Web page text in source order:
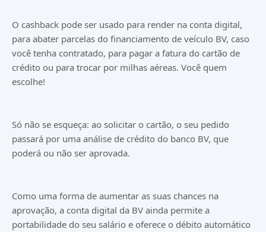
O cashback pode ser usado para render na conta digital,
para abater parcelas do financiamento de veículo BV, caso
você tenha contratado, para pagar a fatura do cartão de
crédito ou para trocar por milhas aéreas. Você quem
escolhe!
Só não se esqueça: ao solicitar o cartão, o seu pedido
passará por uma análise de crédito do banco BV, que
poderá ou não ser aprovada.
Como uma forma de aumentar as suas chances na
aprovação, a conta digital da BV ainda permite a
portabilidade do seu salário e oferece o débito automático